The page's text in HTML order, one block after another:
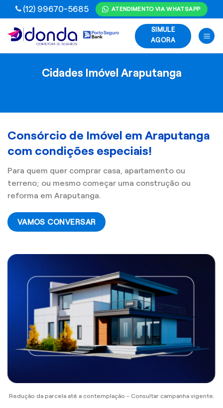
Skip
to
content
(12) 99670-5685 ATENDIMENTO VIA WHATSAPP
SIMULE
AGORA
Cidades Imóvel Araputanga
Consórcio de Imóvel em Araputanga
com condições especiais!
Para quem quer comprar casa, apartamento ou
terreno; ou mesmo começar uma construção ou
reforma em Araputanga.
VAMOS CONVERSAR
Redução da parcela até a contemplação - Consultar campanha vigente.